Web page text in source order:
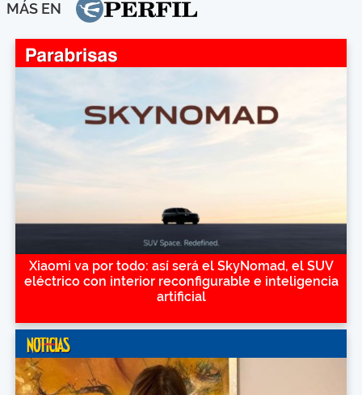
MÁS EN
Xiaomi va por todo: así será el SkyNomad, el SUV
eléctrico con interior reconfigurable e inteligencia
artificial